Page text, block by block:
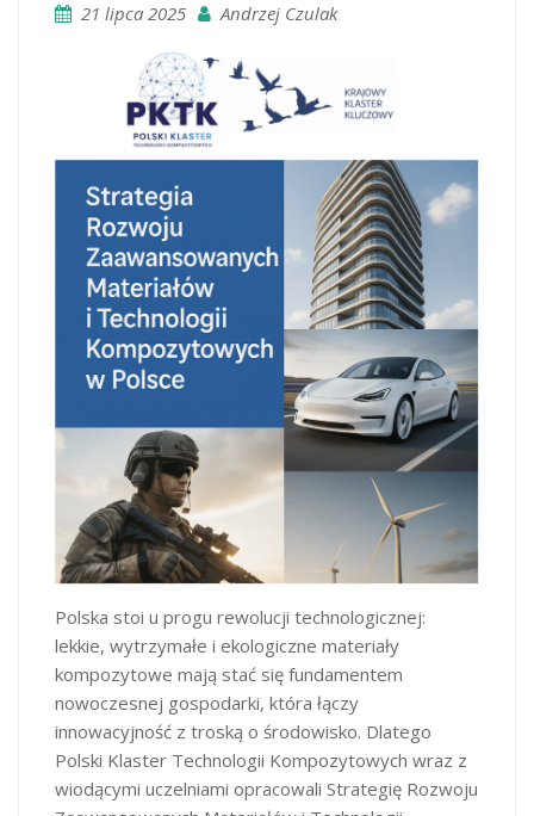
21 lipca 2025 Andrzej Czulak
Polska stoi u progu rewolucji technologicznej:
lekkie, wytrzymałe i ekologiczne materiały
kompozytowe mają stać się fundamentem
nowoczesnej gospodarki, która łączy
innowacyjność z troską o środowisko. Dlatego
Polski Klaster Technologii Kompozytowych wraz z
wiodącymi uczelniami opracowali Strategię Rozwoju